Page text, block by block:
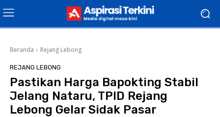
Beranda Rejang Lebong
REJANG LEBONG
Pastikan Harga Bapokting Stabil
Jelang Nataru, TPID Rejang
Lebong Gelar Sidak Pasar